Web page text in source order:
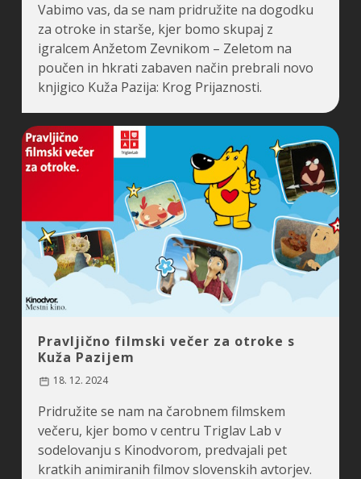
Vabimo vas, da se nam pridružite na dogodku
za otroke in starše, kjer bomo skupaj z
igralcem Anžetom Zevnikom – Zeletom na
poučen in hkrati zabaven način prebrali novo
knjigico Kuža Pazija: Krog Prijaznosti.
Pravljično filmski večer za otroke s
Kuža Pazijem
18. 12. 2024
Pridružite se nam na čarobnem filmskem
večeru, kjer bomo v centru Triglav Lab v
sodelovanju s Kinodvorom, predvajali pet
kratkih animiranih filmov slovenskih avtorjev.